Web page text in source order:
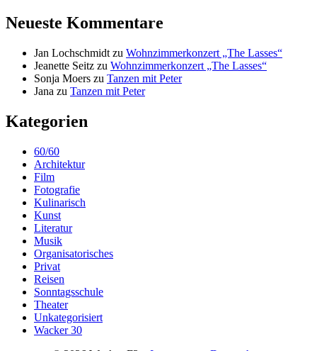
Neueste Kommentare
Jan Lochschmidt zu Wohnzimmerkonzert „The Lasses“
Jeanette Seitz zu Wohnzimmerkonzert „The Lasses“
Sonja Moers zu Tanzen mit Peter
Jana zu Tanzen mit Peter
Kategorien
60/60
Architektur
Film
Fotografie
Kulinarisch
Kunst
Literatur
Musik
Organisatorisches
Privat
Reisen
Sonntagsschule
Theater
Unkategorisiert
Wacker 30